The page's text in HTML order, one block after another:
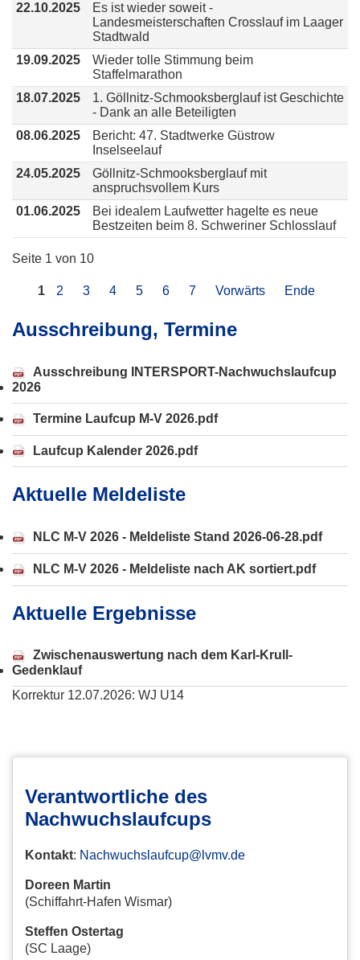
22.10.2025
Es ist wieder soweit -
Landesmeisterschaften Crosslauf im Laager
Stadtwald
19.09.2025
Wieder tolle Stimmung beim
Staffelmarathon
18.07.2025
1. Göllnitz-Schmooksberglauf ist Geschichte
- Dank an alle Beteiligten
08.06.2025
Bericht: 47. Stadtwerke Güstrow
Inselseelauf
24.05.2025
Göllnitz-Schmooksberglauf mit
anspruchsvollem Kurs
01.06.2025
Bei idealem Laufwetter hagelte es neue
Bestzeiten beim 8. Schweriner Schlosslauf
Seite 1 von 10
1 2 3 4 5 6 7 Vorwärts Ende
Ausschreibung, Termine
Ausschreibung INTERSPORT-Nachwuchslaufcup
2026
Termine Laufcup M-V 2026.pdf
Laufcup Kalender 2026.pdf
Aktuelle Meldeliste
NLC M-V 2026 - Meldeliste Stand 2026-06-28.pdf
NLC M-V 2026 - Meldeliste nach AK sortiert.pdf
Aktuelle Ergebnisse
Zwischenauswertung nach dem Karl-Krull-
Gedenklauf
Korrektur 12.07.2026: WJ U14
Verantwortliche des
Nachwuchslaufcups
Kontakt: Nachwuchslaufcup@lvmv.de
Doreen Martin
(Schiffahrt-Hafen Wismar)
Steffen Ostertag
(SC Laage)